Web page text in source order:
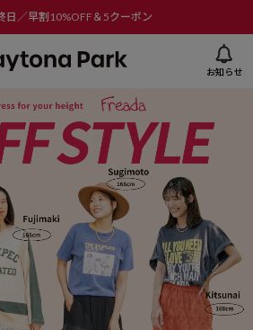
日／早割10%OFF＆5クーポン
お知らせ